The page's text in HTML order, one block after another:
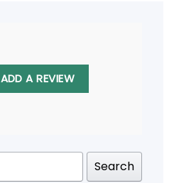
ADD A REVIEW
Search